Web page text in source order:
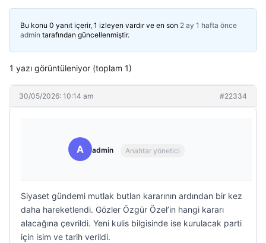
Bu konu 0 yanıt içerir, 1 izleyen vardır ve en son 2 ay 1 hafta önce
admin tarafından güncellenmiştir.
1 yazı görüntüleniyor (toplam 1)
30/05/2026: 10:14 am #22334
A admin Anahtar yönetici
Siyaset gündemi mutlak butlan kararının ardından bir kez
daha hareketlendi. Gözler Özgür Özel’in hangi kararı
alacağına çevrildi. Yeni kulis bilgisinde ise kurulacak parti
için isim ve tarih verildi.